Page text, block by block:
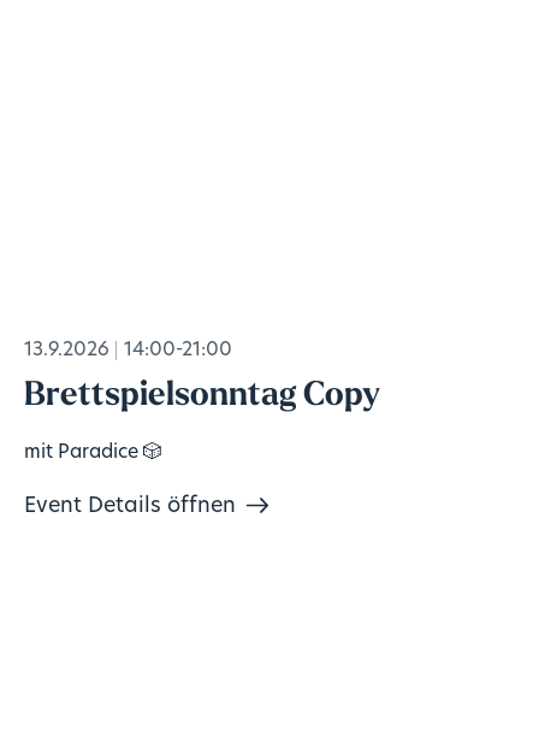
13.9.2026 14:00-21:00
Brettspielsonntag Copy
mit Paradice 🎲
Event Details öffnen